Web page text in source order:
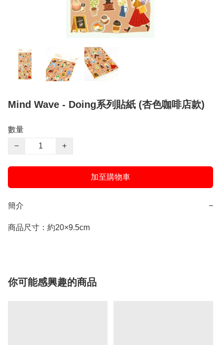
Mind Wave - Doing系列貼紙 (杏色咖啡店款)
數量
−
+
加至購物車
簡介 −
商品尺寸：約20×9.5cm
你可能感興趣的商品